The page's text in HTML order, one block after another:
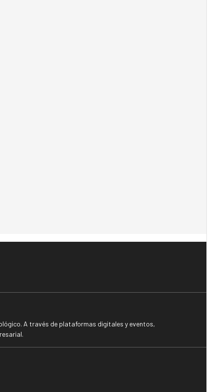
A través de plataformas digitales y eventos,